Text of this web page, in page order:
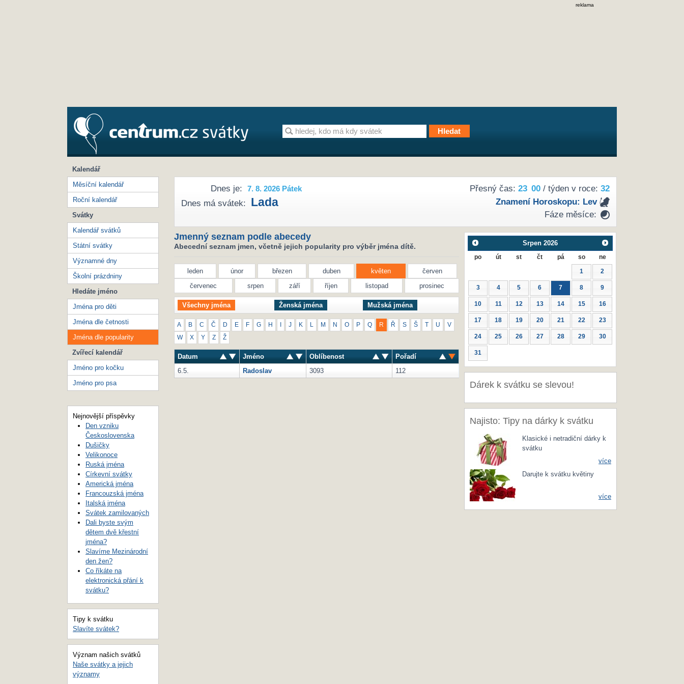
reklama
Přesný čas: 23 00/ týden v roce: 32
Znamení Horoskopu: Lev
Fáze měsíce:
Dnes je: 7. 8. 2026 Pátek
Dnes má svátek: Lada
Jmenný seznam podle abecedy
Abecední seznam jmen, včetně jejich popularity pro výběr jména dítě.
leden únor březen duben květen
červen
červenec
srpen září říjen listopad prosinec
Všechny jména Ženská jména Mužská jména
A B C Č D E F G H J K M N O P Q R Ř S Š U V
W X Y Z Ž
Datum Jméno Oblíbenost
Pořadí
6.5.
Radoslav 3093 112
Srpen 2026
po út st čt pá so ne
1 2
3 4 5 6 7 8 9
10 11 12 13 14 15 16
17 18 19 20 21 22 23
24 25 26 27 28 29 30
31
Dárek k svátku se slevou!
Najisto: Tipy na dárky k svátku
Klasické i netradiční dárky k
svátku
více
Darujte k svátku květiny
více
Kalendář
Měsíční kalendář
Roční kalendář
Svátky
Kalendář svátků
Státní svátky
Významné dny
Školní prázdniny
Hledáte jméno
Jména pro děti
Jména dle četnosti
Jména dle popularity
Zvířecí kalendář
Jméno pro kočku
Jméno pro psa
Nejnovější příspěvky
Den vzniku
Československa
Dušičky
Velikonoce
Ruská jména
Církevní svátky
Americká jména
Francouzská jména
Italská jména
Svátek zamilovaných
Dali byste svým
dětem dvě křestní
jména?
Slavíme Mezinárodní
den žen?
Co říkáte na
elektronická přání k
svátku?
Tipy k svátku
Slavíte svátek?
Význam našich svátků
Naše svátky a jejich
významy